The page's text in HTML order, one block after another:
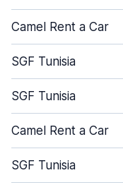
Camel Rent a Car
SGF Tunisia
SGF Tunisia
Camel Rent a Car
SGF Tunisia